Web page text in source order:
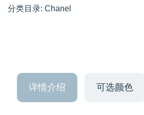
分类目录: Chanel
详情介绍 可选颜色